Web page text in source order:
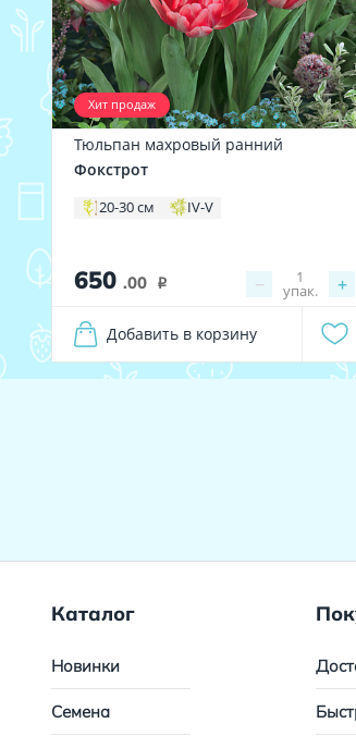
Хит продаж
Тюльпан махровый ранний
Фокстрот
20-30 см IV-V
650 .00 i − +
1
упак.
Добавить в корзину
Каталог
Новинки
Семена